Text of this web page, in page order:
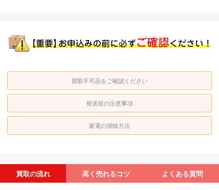
買取不可品をご確認ください
発送前の注意事項
家電の掃除方法
買取の流れ 高く売れるコツ よくある質問